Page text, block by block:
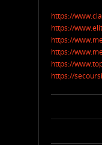
https://
https://
https://
https://
https://
https://